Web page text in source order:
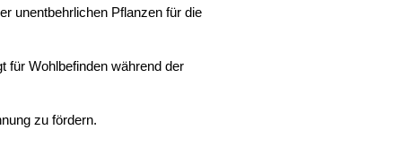
unentbehrlichen Pflanzen für die
für Wohlbefinden während der
zu fördern.